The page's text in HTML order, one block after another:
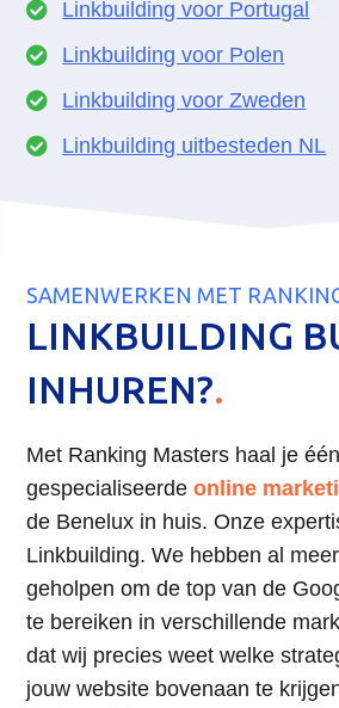
Linkbuilding voor Portugal
Linkbuilding voor Polen
Linkbuilding voor Zweden
Linkbuilding uitbesteden NL
SAMENWERKEN MET
LINKBUILDING
INHUREN?.
Met Ranking Masters haal je
gespecialiseerdeonline
de Benelux in huis. Onze
Linkbuilding. We hebben al
geholpen om de top van de
te bereiken in verschillende
dat wij precies weet welke
jouw website bovenaan te